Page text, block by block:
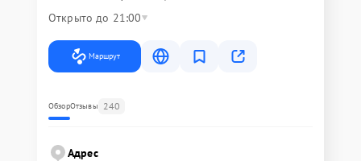
Открыто до 21:00
Маршрут
ОбзорОтзывы 240
Адрес